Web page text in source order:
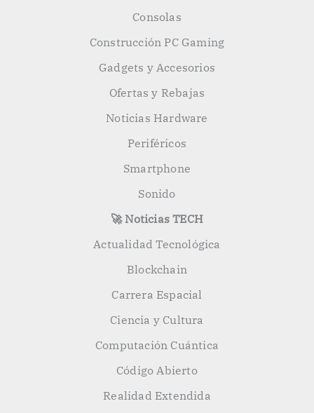
Consolas
Construcción PC Gaming
Gadgets y Accesorios
Ofertas y Rebajas
Noticias Hardware
Periféricos
Smartphone
Sonido
🚀 Noticias TECH
Actualidad Tecnológica
Blockchain
Carrera Espacial
Ciencia y Cultura
Computación Cuántica
Código Abierto
Realidad Extendida